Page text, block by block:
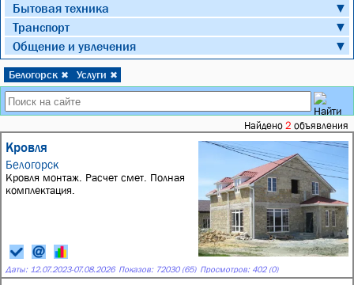
Бытовая техника ▼
Транспорт ▼
Общение и увлечения ▼
Белогорск ✖ Услуги ✖
Найдено 2 объявления
Кровля
Белогорск
Кровля монтаж. Расчет смет. Полная
комплектация.
Даты: 12.07.2023-07.08.2026 Показов: 72030 (65) Просмотров: 402 (0)